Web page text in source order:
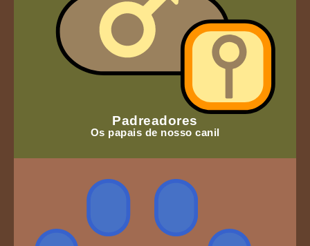
Padreadores
Os papais de nosso canil